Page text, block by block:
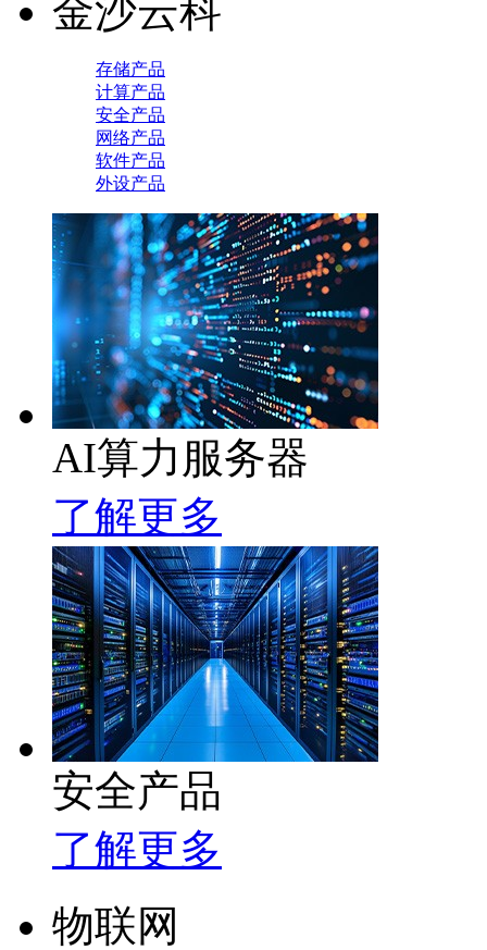
金沙云科
存储产品
计算产品
安全产品
网络产品
软件产品
外设产品
AI算力服务器
了解更多
安全产品
了解更多
物联网